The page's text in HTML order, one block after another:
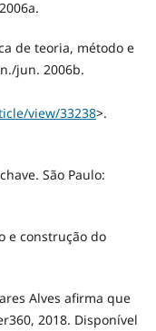
de teoria, método e
jun. 2006b.
view/33238>.
São Paulo:
e construção do
Alves afirma que
2018. Disponível